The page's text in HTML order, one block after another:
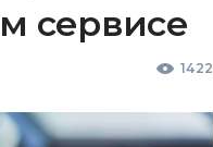
сервисе
1422